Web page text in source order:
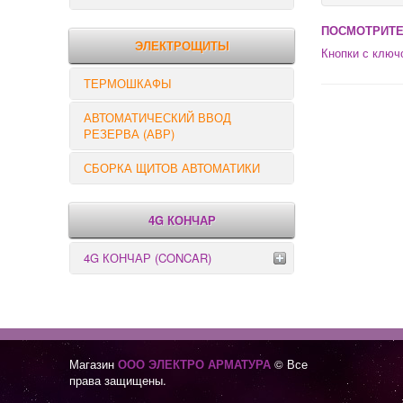
РЕЛЕ КОНТРОЛЯ
ЭЛЕКТРОЩИТЫ
ТЕРМОШКАФЫ
АВТОМАТИЧЕСКИЙ ВВОД
РЕЗЕРВА (АВР)
СБОРКА ЩИТОВ АВТОМАТИКИ
4G КОНЧАР
4G КОНЧАР (CONCAR)
Кнопки с
Магазин ООО ЭЛЕКТРО АРМАТУРА © Все
права защищены.